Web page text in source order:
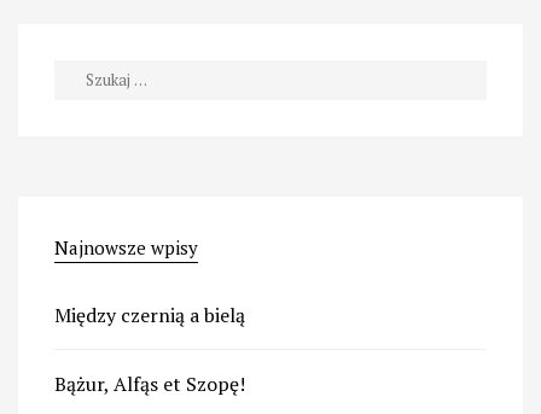
Szukaj:
Najnowsze wpisy
Między czernią a bielą
Bążur, Alfąs et Szopę!